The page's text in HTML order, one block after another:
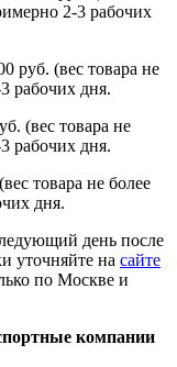
2-3 рабочих
руб. (вес товара не
рабочих дня.
(вес товара не
рабочих дня.
товара не более
дня.
день после
уточняйте на сайте
по Москве и
компании